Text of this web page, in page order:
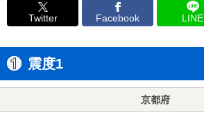
Twitter Facebook LINE
震度1
京都府